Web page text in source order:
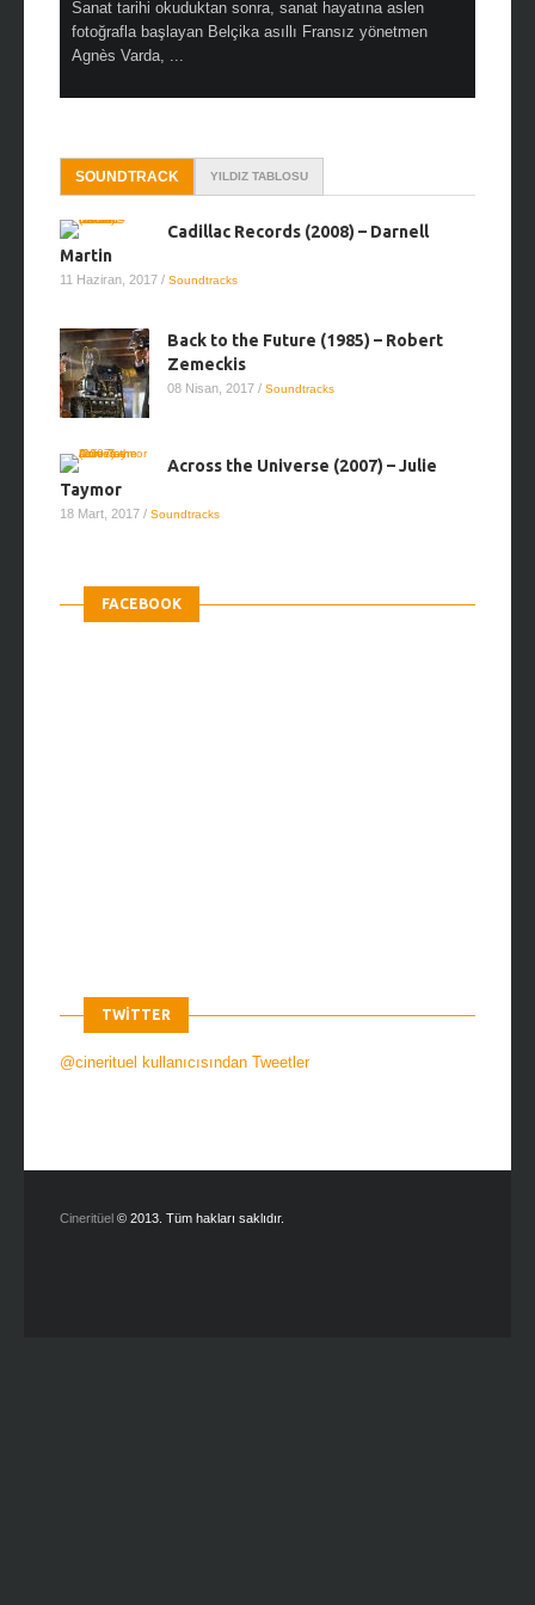
Sanat tarihi okuduktan sonra, sanat hayatına aslen
fotoğrafla başlayan Belçika asıllı Fransız yönetmen
Agnès Varda, ...
SOUNDTRACK YILDIZ TABLOSU
Cadillac Records (2008) – Darnell
Martin
11 Haziran, 2017 / Soundtracks
Back to the Future (1985) – Robert
Zemeckis
08 Nisan, 2017 / Soundtracks
Across the Universe (2007) – Julie
Taymor
18 Mart, 2017 / Soundtracks
FACEBOOK
TWITTER
@cinerituel kullanıcısından Tweetler
Cineritüel © 2013. Tüm hakları saklıdır.